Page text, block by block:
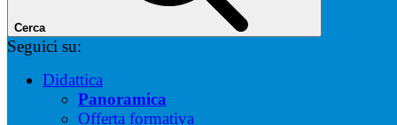
Cerca
Seguici su:
Didattica
Panoramica
Offerta formativa